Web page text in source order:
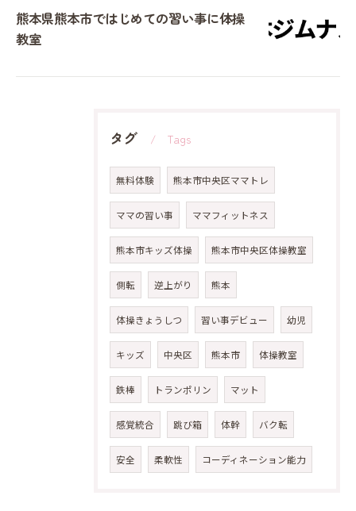
熊本県熊本市ではじめての習い事に体操
教室
タグ Tags
無料体験 熊本市中央区ママトレ
ママの習い事 ママフィットネス
熊本市キッズ体操 熊本市中央区体操教室
側転 逆上がり 熊本
体操きょうしつ 習い事デビュー 幼児
キッズ 中央区 熊本市 体操教室
鉄棒 トランポリン マット
感覚統合 跳び箱 体幹 バク転
安全 柔軟性 コーディネーション能力